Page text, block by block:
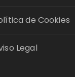
de Cookies
Legal